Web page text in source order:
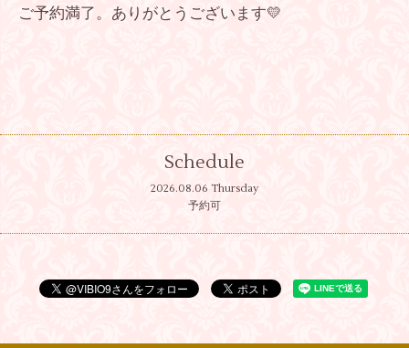
ご予約満了。ありがとうございます💛
Schedule
2026.08.06 Thursday
予約可